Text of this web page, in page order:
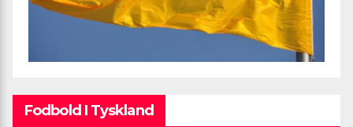
Fodbold I Tyskland